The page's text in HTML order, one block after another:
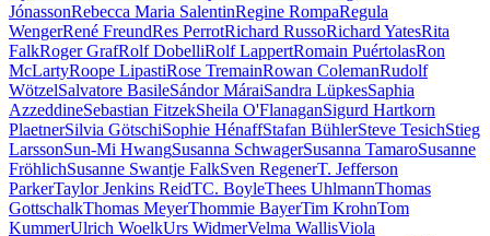
JónassonRebecca Maria SalentinRegine RompaRegula
WengerRené FreundRes PerrotRichard RussoRichard YatesRita
FalkRoger GrafRolf DobelliRolf LappertRomain PuértolasRon
McLartyRoope LipastiRose TremainRowan ColemanRudolf
WötzelSalvatore BasileSándor MáraiSandra LüpkesSaphia
AzzeddineSebastian FitzekSheila O'FlanaganSigurd Hartkorn
PlaetnerSilvia GötschiSophie HénaffStafan BühlerSteve TesichStieg
LarssonSun-Mi HwangSusanna SchwagerSusanna TamaroSusanne
FröhlichSusanne Swantje FalkSven RegenerT. Jefferson
ParkerTaylor Jenkins ReidTC. BoyleThees UhlmannThomas
GottschalkThomas MeyerThommie BayerTim KrohnTom
KummerUlrich WoelkUrs WidmerVelma WallisViola